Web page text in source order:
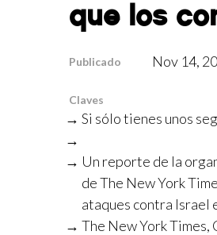
que los
Publicado Nov 14,
Claves
Si sólo tienes unos
Un reporte de la
de The New York
ataques contra Israel
The New York Times,